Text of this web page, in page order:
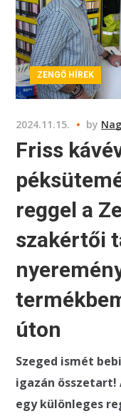
ZENGŐ HÍREK
2024.11.15. by
Friss
reggel a
szakértői
úton
Szeged ismét
igazán összetart!
egy különleges